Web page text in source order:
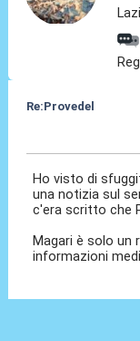
Re:Provedel
Ho visto di
una notizia sul
c'era scritto che
Magari è solo un
informazioni